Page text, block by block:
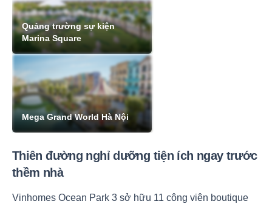
Quảng trường sự kiện
Marina Square
Mega Grand World Hà Nội
Thiên đường nghỉ dưỡng tiện ích ngay trước
thềm nhà
Vinhomes Ocean Park 3 sở hữu 11 công viên boutique